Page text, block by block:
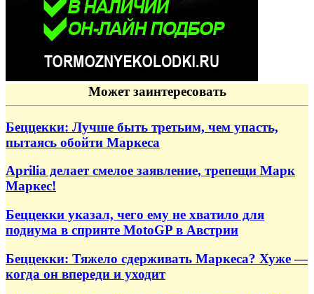
Может заинтересовать
Беццекки: Лучше быть третьим, чем упасть,
пытаясь обойти Маркеса
Aprilia делает смелое заявление, трепещи Марк
Маркес!
Беццекки указал, чего ему не хватило для
подиума в спринте MotoGP в Австрии
Беццекки: Тяжело сдерживать Маркеса? Хуже —
когда он впереди и уходит